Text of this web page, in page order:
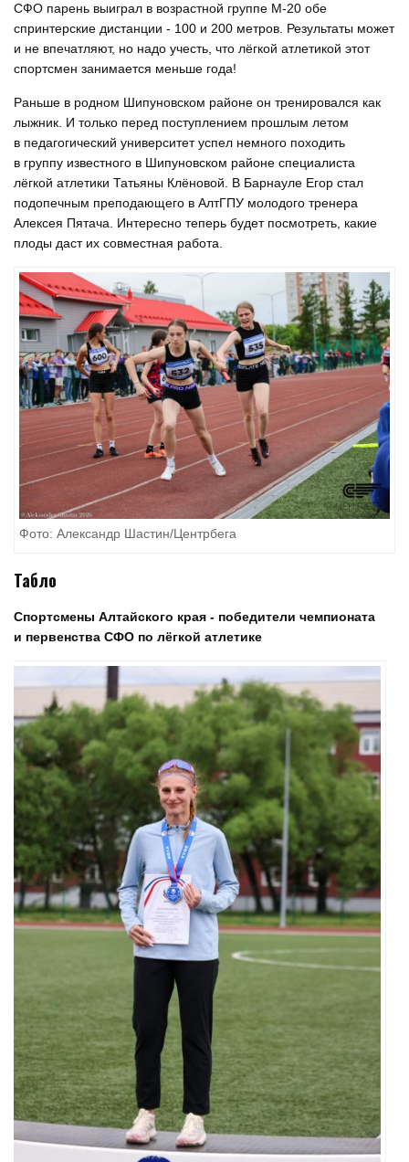
СФО парень выиграл в возрастной группе М-20 обе
спринтерские дистанции - 100 и 200 метров. Результаты может
и не впечатляют, но надо учесть, что лёгкой атлетикой этот
спортсмен занимается меньше года!
Раньше в родном Шипуновском районе он тренировался как
лыжник. И только перед поступлением прошлым летом
в педагогический университет успел немного походить
в группу известного в Шипуновском районе специалиста
лёгкой атлетики Татьяны Клёновой. В Барнауле Егор стал
подопечным преподающего в АлтГПУ молодого тренера
Алексея Пятача. Интересно теперь будет посмотреть, какие
плоды даст их совместная работа.
Фото: Александр Шастин/Центрбега
Табло
Спортсмены Алтайского края - победители чемпионата
и первенства СФО по лёгкой атлетике